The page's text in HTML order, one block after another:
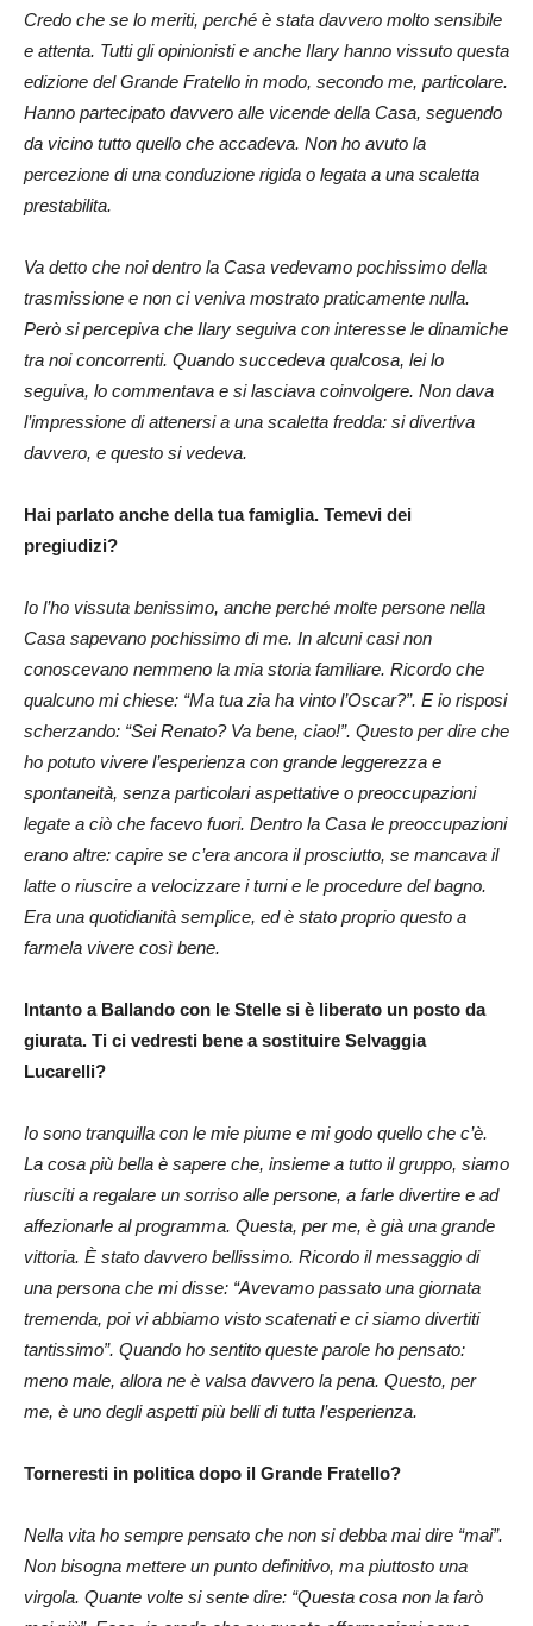
Credo che se lo meriti, perché è stata davvero molto sensibile
e attenta. Tutti gli opinionisti e anche Ilary hanno vissuto questa
edizione del Grande Fratello in modo, secondo me, particolare.
Hanno partecipato davvero alle vicende della Casa, seguendo
da vicino tutto quello che accadeva. Non ho avuto la
percezione di una conduzione rigida o legata a una scaletta
prestabilita.
Va detto che noi dentro la Casa vedevamo pochissimo della
trasmissione e non ci veniva mostrato praticamente nulla.
Però si percepiva che Ilary seguiva con interesse le dinamiche
tra noi concorrenti. Quando succedeva qualcosa, lei lo
seguiva, lo commentava e si lasciava coinvolgere. Non dava
l’impressione di attenersi a una scaletta fredda: si divertiva
davvero, e questo si vedeva.
Hai parlato anche della tua famiglia. Temevi dei
pregiudizi?
Io l’ho vissuta benissimo, anche perché molte persone nella
Casa sapevano pochissimo di me. In alcuni casi non
conoscevano nemmeno la mia storia familiare. Ricordo che
qualcuno mi chiese: “Ma tua zia ha vinto l’Oscar?”. E io risposi
scherzando: “Sei Renato? Va bene, ciao!”. Questo per dire che
ho potuto vivere l’esperienza con grande leggerezza e
spontaneità, senza particolari aspettative o preoccupazioni
legate a ciò che facevo fuori. Dentro la Casa le preoccupazioni
erano altre: capire se c’era ancora il prosciutto, se mancava il
latte o riuscire a velocizzare i turni e le procedure del bagno.
Era una quotidianità semplice, ed è stato proprio questo a
farmela vivere così bene.
Intanto a Ballando con le Stelle si è liberato un posto da
giurata. Ti ci vedresti bene a sostituire Selvaggia
Lucarelli?
Io sono tranquilla con le mie piume e mi godo quello che c’è.
La cosa più bella è sapere che, insieme a tutto il gruppo, siamo
riusciti a regalare un sorriso alle persone, a farle divertire e ad
affezionarle al programma. Questa, per me, è già una grande
vittoria. È stato davvero bellissimo. Ricordo il messaggio di
una persona che mi disse: “Avevamo passato una giornata
tremenda, poi vi abbiamo visto scatenati e ci siamo divertiti
tantissimo”. Quando ho sentito queste parole ho pensato:
meno male, allora ne è valsa davvero la pena. Questo, per
me, è uno degli aspetti più belli di tutta l’esperienza.
Torneresti in politica dopo il Grande Fratello?
Nella vita ho sempre pensato che non si debba mai dire “mai”.
Non bisogna mettere un punto definitivo, ma piuttosto una
virgola. Quante volte si sente dire: “Questa cosa non la farò